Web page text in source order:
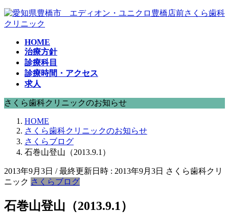
コ
ン
ッ
プ
ナ
ビ
移
動
HOME
治療方針
診療科目
診療時間・アクセス
求人
さくら歯科クリニックのお知らせ
HOME
さくら歯科クリニックのお知らせ
さくらブログ
石巻山登山（2013.9.1）
2013年9月3日 / 最終更新日時 : 2013年9月3日 さくら歯科クリ
ニック さくらブログ
石巻山登山（2013.9.1）